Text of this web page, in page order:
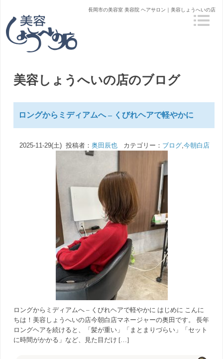
長岡市の美容室 美容院 ヘアサロン｜美容しょうへいの店
美容しょうへいの店のブログ
ロングからミディアムへ – くびれヘアで軽やかに
2025-11-29(土) 投稿者： 奥田辰也カテゴリー： ブログ,今朝白店
ロングからミディアムへ – くびれヘアで軽やかに はじめに こんに
ちは！美容しょうへいの店今朝白店マネージャーの奥田です。 長年
ロングヘアを続けると、「髪が重い」「まとまりづらい」「セット
に時間がかかる」など、見た目だけ […]